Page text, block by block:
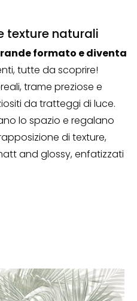
texture naturali
formato e diventa
tutte da scoprire!
trame preziose e
da tratteggi di luce.
lo spazio e regalano
di texture,
and glossy, enfatizzati